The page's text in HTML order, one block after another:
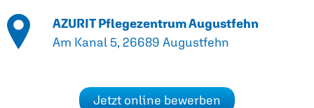
AZURIT Pflegezentrum Augustfehn
Am Kanal 5, 26689 Augustfehn
Jetzt online bewerben